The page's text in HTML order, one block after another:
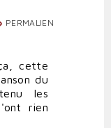
PERMALIEN
cette
du
les
rien